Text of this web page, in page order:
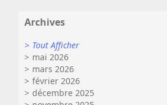
Archives
Tout Afficher
mai 2026
mars 2026
février 2026
décembre 2025